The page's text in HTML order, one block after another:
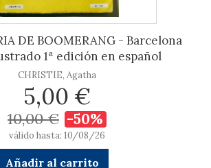
DE BOOMERANG - Barcelona
1ª edición en español
CHRISTIE, Agatha
5,00 €
10,00 € -50%
válido hasta: 10/08/26
Añadir al carrito